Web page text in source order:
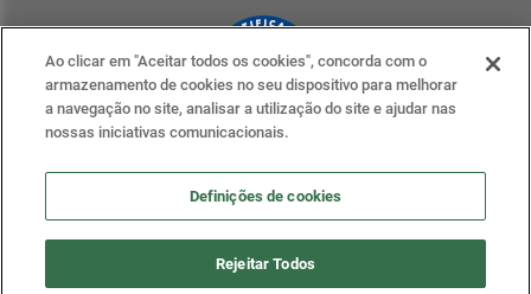
Clique para mais informações
ERS nas redes sociais
Ao clicar em "Aceitar todos os cookies", concorda com o
armazenamento de cookies no seu dispositivo para melhorar
a navegação no site, analisar a utilização do site e ajudar nas
nossas iniciativas comunicacionais.
Definições de cookies
Rejeitar Todos